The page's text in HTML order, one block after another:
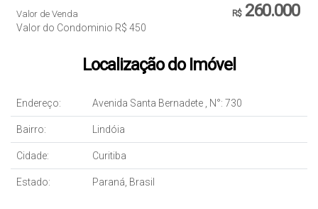
R$260.000
Valor de Venda
Valor do Condominio R$ 450
Localização do Imóvel
Endereço: Avenida Santa Bernadete , N°: 730
Bairro: Lindóia
Cidade: Curitiba
Estado: Paraná, Brasil